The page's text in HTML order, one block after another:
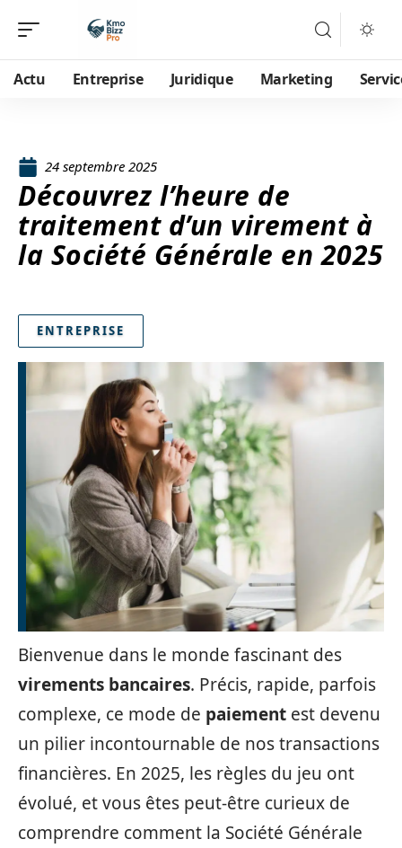
Actu Entreprise Juridique Marketing
24 septembre 2025
Découvrez l’heure de
traitement d’un virement à
la Société Générale en 2025
ENTREPRISE
Bienvenue dans le monde fascinant des
virements bancaires. Précis, rapide, parfois
complexe, ce mode de paiement est devenu
un pilier incontournable de nos transactions
financières. En 2025, les règles du jeu ont
évolué, et vous êtes peut-être curieux de
comprendre comment la Société Générale